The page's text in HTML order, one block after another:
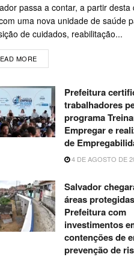
passa a contar, a partir desta
uma nova unidade de saúde
de cuidados, reabilitação...
MORE
Prefeitura
trabalhadores
programa
Empregar e
de
4 DE AGOSTO DE
Salvador
áreas
Prefeitura com
investimentos
contenções de
prevenção de